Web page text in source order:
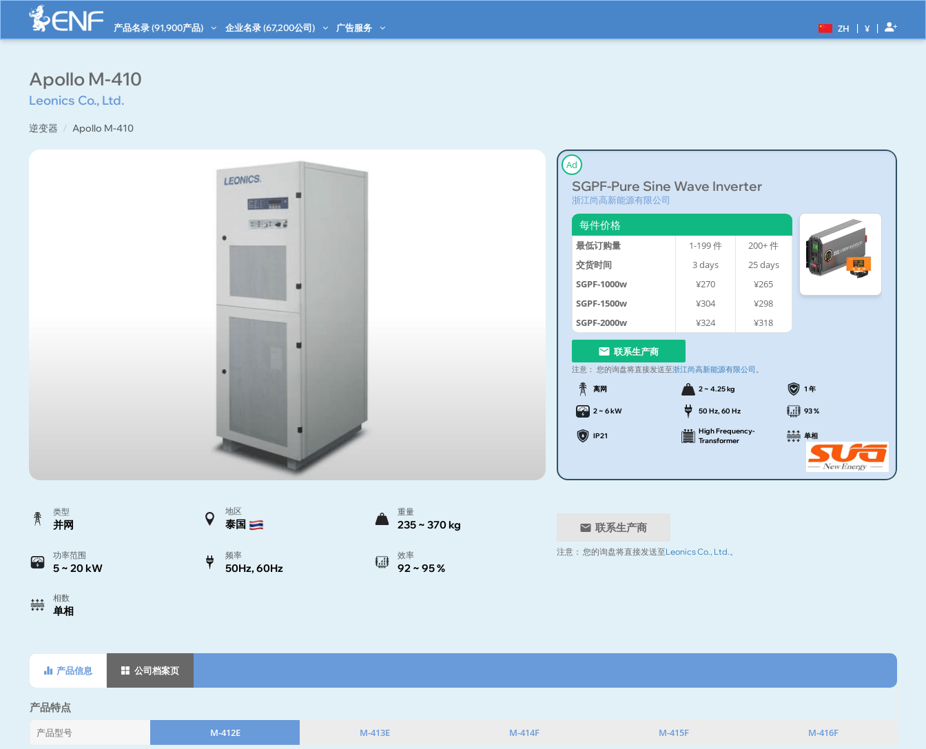
产品名录 (91,900产品) 企业名录 (67,200公司) 广告服务 ZH | ¥ |
Apollo M-410
Leonics Co., Ltd.
逆变器 Apollo M-410
Ad
SGPF-Pure Sine Wave Inverter
浙江尚高新能源有限公司
每件价格
最低订购量 1-199件 200+件
交货时间
3days 25days
SGPF-1000w
¥270
¥265
SGPF-1500w
¥304
¥298
SGPF-2000w
¥324 ¥318
联系生产商
注意： 您的询盘将直接发送至浙江尚高新能源有限公司 。
离网 2 ~ 4.25 kg 1 年
2 ~ 6 kW 50 Hz, 60 Hz 93 %
IP21
High Frequency-
Transformer
单相
类型
并网
地区
泰国
重量
235 ~ 370 kg
功率范围
5 ~ 20 kW
频率
50Hz, 60Hz
效率
92 ~ 95 %
相数
单相
联系生产商
注意： 您的询盘将直接发送至Leonics Co., Ltd.。
产品信息 公司档案页
产品特点
产品型号 M-412E M-413E M-414F M-415F M-416F